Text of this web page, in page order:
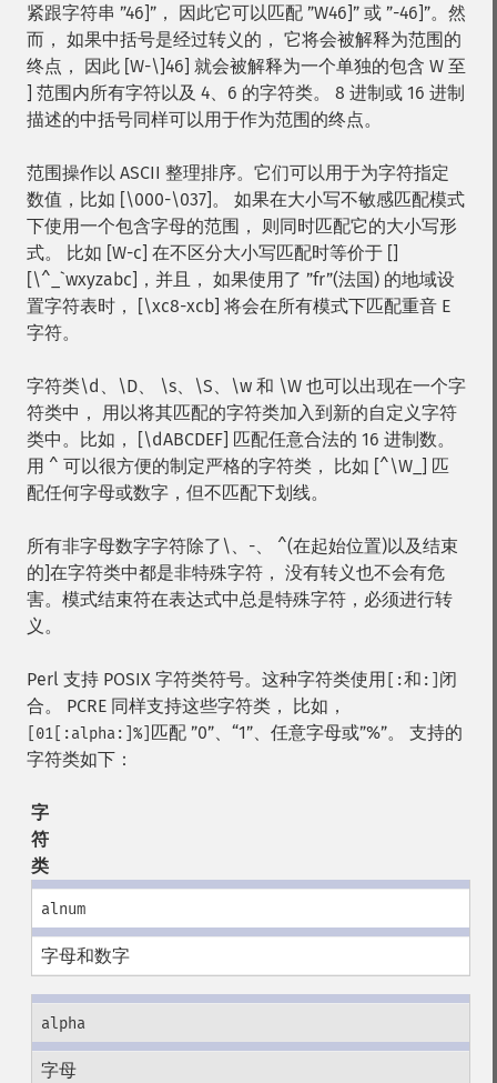
紧跟字符串 ”46]”， 因此它可以匹配 ”W46]” 或 ”-46]”。然
而， 如果中括号是经过转义的， 它将会被解释为范围的
终点， 因此 [W-\]46] 就会被解释为一个单独的包含 W 至
] 范围内所有字符以及 4、6 的字符类。 8 进制或 16 进制
描述的中括号同样可以用于作为范围的终点。
范围操作以 ASCII 整理排序。它们可以用于为字符指定
数值，比如 [\000-\037]。 如果在大小写不敏感匹配模式
下使用一个包含字母的范围， 则同时匹配它的大小写形
式。 比如 [W-c] 在不区分大小写匹配时等价于 []
[\^_`wxyzabc]，并且， 如果使用了 ”fr”(法国) 的地域设
置字符表时， [\xc8-xcb] 将会在所有模式下匹配重音 E
字符。
字符类\d、\D、 \s、\S、\w 和 \W 也可以出现在一个字
符类中， 用以将其匹配的字符类加入到新的自定义字符
类中。比如， [\dABCDEF] 匹配任意合法的 16 进制数。
用 ^ 可以很方便的制定严格的字符类， 比如 [^\W_] 匹
配任何字母或数字，但不匹配下划线。
所有非字母数字字符除了\、-、 ^(在起始位置)以及结束
的]在字符类中都是非特殊字符， 没有转义也不会有危
害。模式结束符在表达式中总是特殊字符，必须进行转
义。
Perl 支持 POSIX 字符类符号。这种字符类使用 [:和 :] 闭
合。 PCRE 同样支持这些字符类， 比如，
[01[:alpha:]%] 匹配 ”0”、“1”、任意字母或”%”。 支持的
字符类如下：
字
符
类
alnum
字母和数字
alpha
字母